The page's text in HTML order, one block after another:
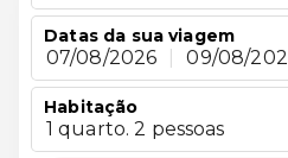
Datas da sua viagem
07/08/2026 09/08/
Habitação
1 quarto. 2 pessoas